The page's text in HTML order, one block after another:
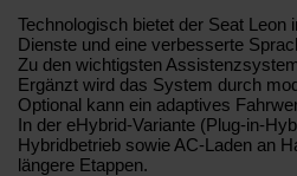
Technologisch bietet der Seat
Dienste und eine verbesserte
Zu den wichtigsten
Ergänzt wird das System durch
Optional kann ein adaptives
In der eHybrid-Variante (Plug-in-
Hybridbetrieb sowie AC-Laden an
längere Etappen.